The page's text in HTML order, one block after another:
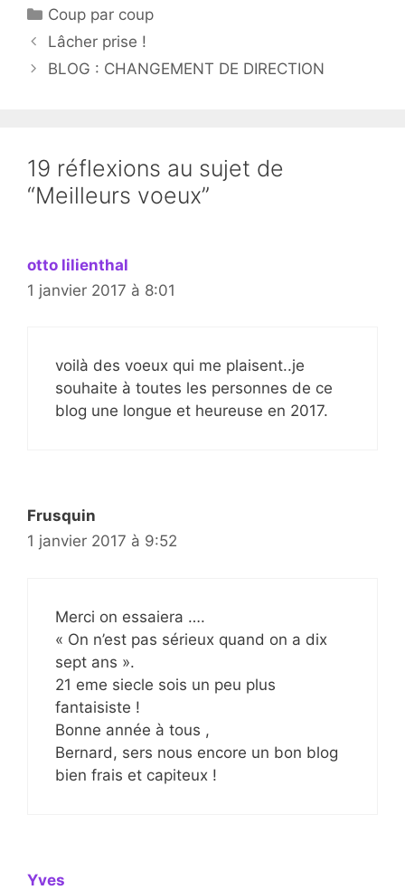
Catégories
Coup par coup
Lâcher prise !
BLOG : CHANGEMENT DE DIRECTION
19 réflexions au sujet de
“Meilleurs voeux”
otto lilienthal
1 janvier 2017 à 8:01
voilà des voeux qui me plaisent..je
souhaite à toutes les personnes de ce
blog une longue et heureuse en 2017.
Frusquin
1 janvier 2017 à 9:52
Merci on essaiera ….
« On n’est pas sérieux quand on a dix
sept ans ».
21 eme siecle sois un peu plus
fantaisiste !
Bonne année à tous ,
Bernard, sers nous encore un bon blog
bien frais et capiteux !
Yves